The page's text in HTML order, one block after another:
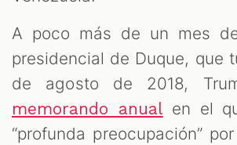
A poco más de un mes
presidencial de Duque, que
de agosto de 2018,
memorando anualen el
“profunda preocupación”